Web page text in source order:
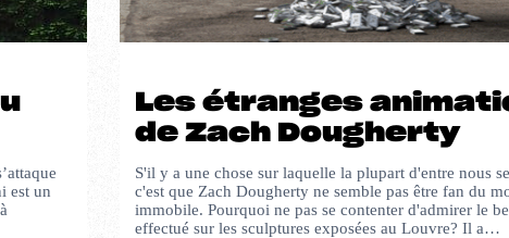
est un
Les étranges
de Zach Dougherty
S'il y a une chose sur laquelle la plupart d'entre nous
c'est que Zach Dougherty ne semble pas être fan du
immobile. Pourquoi ne pas se contenter d'admirer le
effectué sur les sculptures exposées au Louvre? Il a…